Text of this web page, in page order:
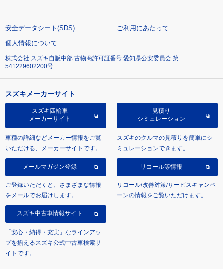
安全データシート(SDS)
ご利用にあたって
個人情報について
株式会社 スズキ自販中部 古物商許可証番号 愛知県公安委員会 第
541229602200号
スズキメーカーサイト
スズキ四輪車
メーカーサイト
車種の詳細などメーカー情報をご覧
いただける、メーカーサイトです。
見積り
シミュレーション
スズキのクルマの見積りを簡単にシ
ミュレーションできます。
メールマガジン登録
ご登録いただくと、さまざまな情報
をメールでお届けします。
リコール等情報
リコール/改善対策/サービスキャンペ
ーンの情報をご覧いただけます。
スズキ中古車情報サイト
「安心・納得・充実」なラインアッ
プを揃えるスズキ公式中古車検索サ
イトです。